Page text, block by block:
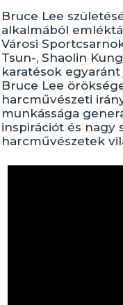
Bruce Lee
alkalmából
Városi
Tsun-, Shaolin
karatésok
Bruce Lee
harcművészeti
munkássága
inspirációt és nagy
harcművészetek